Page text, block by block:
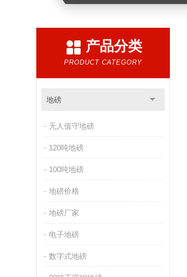
产品分类
PRODUCT CATEGORY
地磅
无人值守地磅
120吨地磅
100吨地磅
地磅价格
地磅厂家
电子地磅
数字式地磅